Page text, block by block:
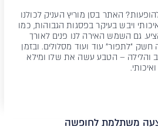
האתר בסן מוריץ העניק לכולנו
ויבש בעיקר בפסגות הגבוהות, כמו
גם השמש האירה לנו פנים לאורך
חשק "לתפור" עוד ועוד מסלולים. ובזמן
והלילה – הטבע עשה את שלו ומילא
משתלמת לחופשה